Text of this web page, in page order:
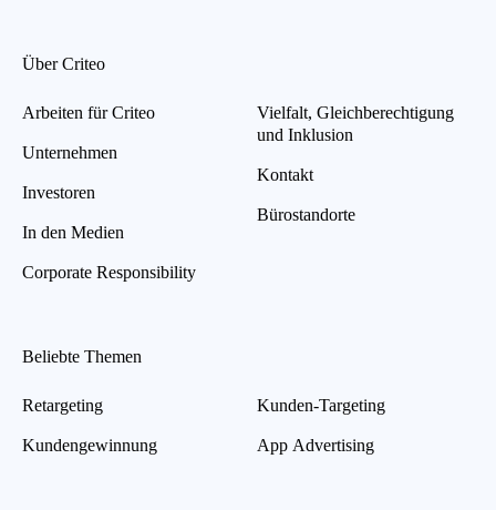
Über Criteo
Arbeiten für Criteo
Unternehmen
Investoren
In den Medien
Corporate Responsibility
Vielfalt, Gleichberechtigung
und Inklusion
Kontakt
Bürostandorte
Beliebte Themen
Retargeting
Kundengewinnung
Kunden-Targeting
App Advertising